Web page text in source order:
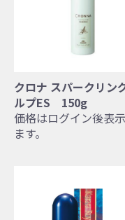
クロナ スパークリン
ルプES 150g
価格はログイン後表
ます。